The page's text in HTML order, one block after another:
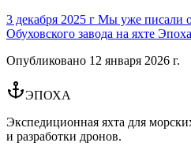
3 декабря 2025 г Мы уже писали
Обуховского завода на яхте Эпоха
Опубликовано 12 января 2026 г.
ЭПОХА
Экспедиционная яхта для
и разработки дронов.